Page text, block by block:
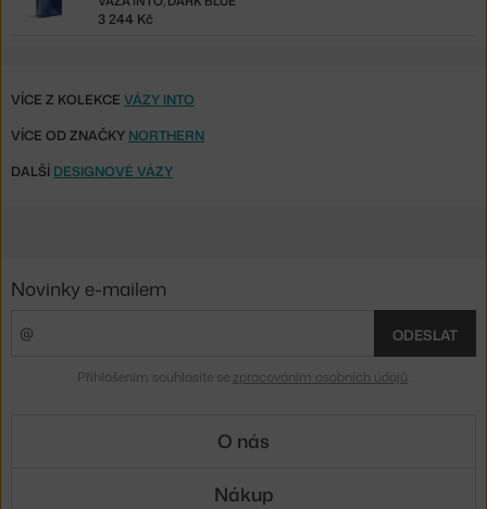
3 244 Kč
VÍCE Z KOLEKCE VÁZY INTO
VÍCE OD ZNAČKY NORTHERN
DALŠÍ DESIGNOVÉ VÁZY
Novinky e-mailem
ODESLAT
Přihlášením souhlasíte se zpracováním osobních údajů
O nás
Nákup